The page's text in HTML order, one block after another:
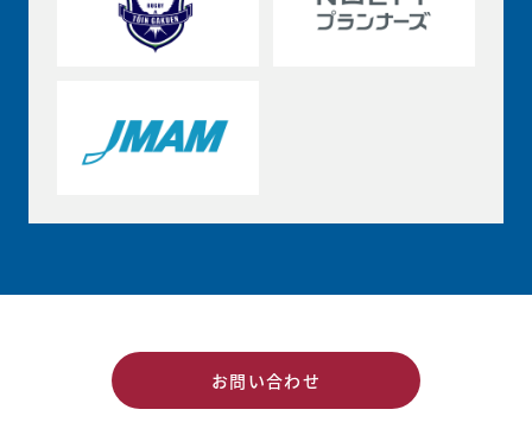
お問い合わせ